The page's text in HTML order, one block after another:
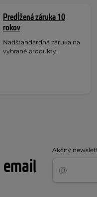
Predĺžená záruka 10
rokov
Nadštandardná záruka na
vybrané produkty.
Akčný